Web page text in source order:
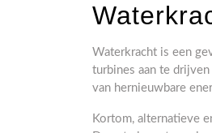
Waterkracht is een
turbines aan te
van hernieuwbare
Kortom, alternatieve